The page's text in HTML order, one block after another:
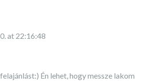
at 22:16:48
Én lehet, hogy messze lakom